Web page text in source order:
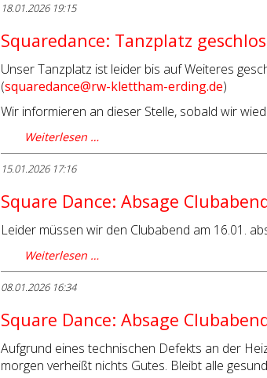
18.01.2026 19:15
Squaredance: Tanzplatz
Unser Tanzplatz ist leider bis auf Weiteres
(squaredance@rw-klettham-erding.de)
Wir informieren an dieser Stelle, sobald wir
Weiterlesen …
15.01.2026 17:16
Square Dance: Absage
Leider müssen wir den Clubabend am 16.01.
Weiterlesen …
08.01.2026 16:34
Square Dance: Absage
Aufgrund eines technischen Defekts an der
morgen verheißt nichts Gutes. Bleibt alle